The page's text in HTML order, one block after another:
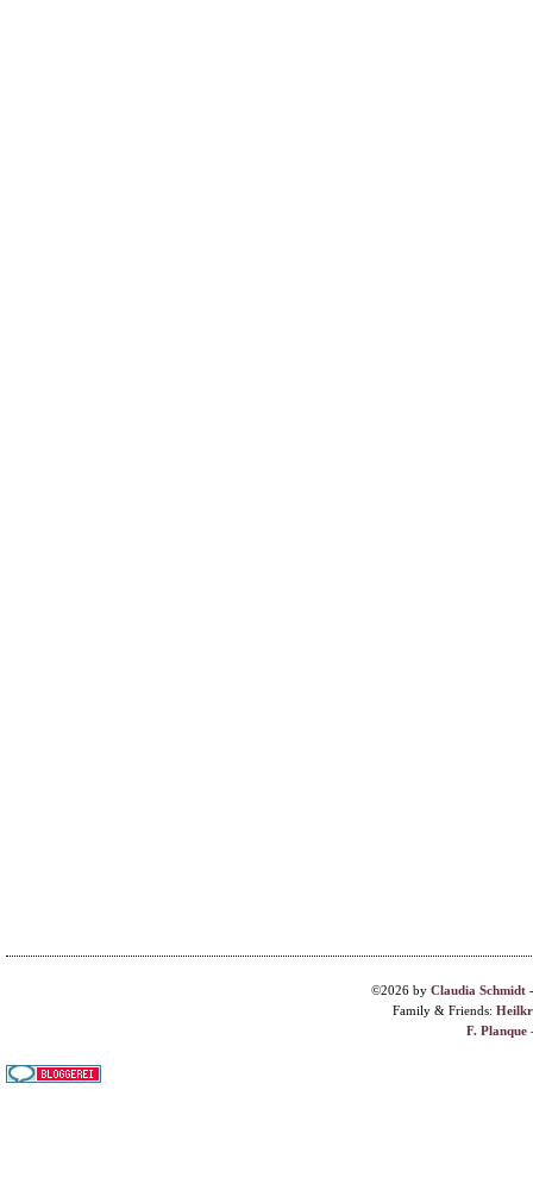
©2026 by Claudia Schmidt
Family & Friends:
F. Planque